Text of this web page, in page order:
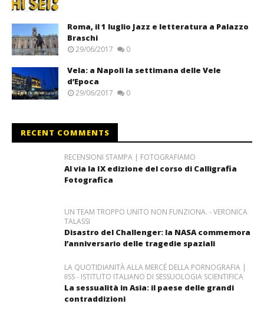
Roma, il 1 luglio Jazz e letteratura a Palazzo
Braschi
29/06/2017 0
Vela: a Napoli la settimana delle Vele
d’Epoca
29/06/2017 0
RECENT COMMENTS
RECENSIONI STAMPA | FOTOGRAFIAMO
Al via la IX edizione del corso di Calligrafia
Fotografica
UN TEAM TROPPO UNITO NON FUNZIONA. - VERONICA
TALASSI
Disastro del Challenger: la NASA commemora
l’anniversario delle tragedie spaziali
LA QUOTIDIANITÀ ALLA MERCÉ DELLA PORNOGRAFIA |
IISS - ISTITUTO ITALIANO DI SESSUOLOGIA SCIENTIFICA
La sessualità in Asia: il paese delle grandi
contraddizioni